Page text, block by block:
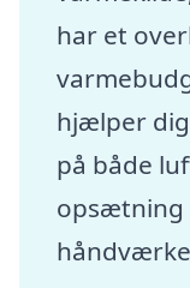
har et
hjælper
på både
opsætning